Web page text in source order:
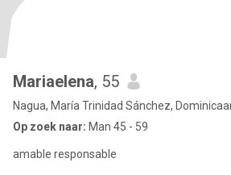
Mariaelena, 55
Nagua, María Trinidad Sánchez,
Op zoek naar: Man 45 - 59
amable responsable